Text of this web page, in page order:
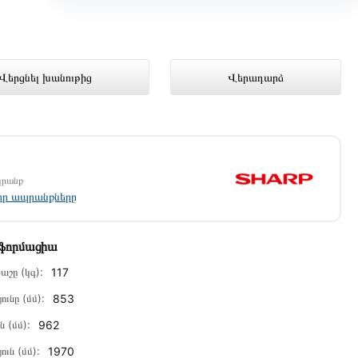
խանութից Վերադարձ
լավագույն գնով 665 000 դրամ
ապրանքները
(կգ): 117
(մմ): 853
(մմ): 962
(մմ): 1970